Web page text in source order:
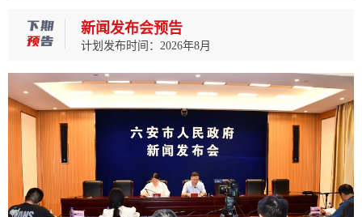
新闻发布会预告
计划发布时间：2026年8月